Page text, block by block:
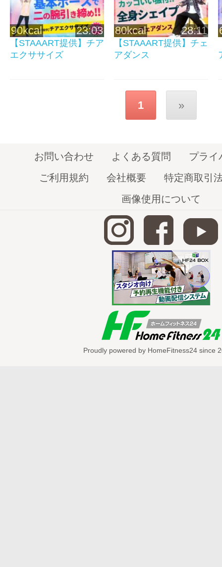
23:03
90kcal
【STAAART提供】チア
エクササイズ
28:11
80kcal
【STAAART提供】チェ
アダンス
1 »
お問い合わせ よくある質問
プライ
ご利用規約
会社概要
特定商取引
画像使用について
Proudly powered by HomeFitness24 since